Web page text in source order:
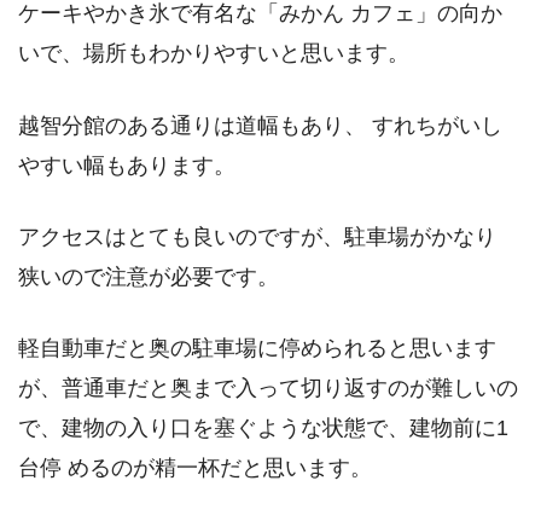
ケーキやかき氷で有名な「みかん カフェ」の向か
いで、場所もわかりやすいと思います。
越智分館のある通りは道幅もあり、 すれちがいし
やすい幅もあります。
アクセスはとても良いのですが、駐車場がかなり
狭いので注意が必要です。
軽自動車だと奥の駐車場に停められると思います
が、普通車だと奥まで入って切り返すのが難しいの
で、建物の入り口を塞ぐような状態で、建物前に1
台停 めるのが精一杯だと思います。